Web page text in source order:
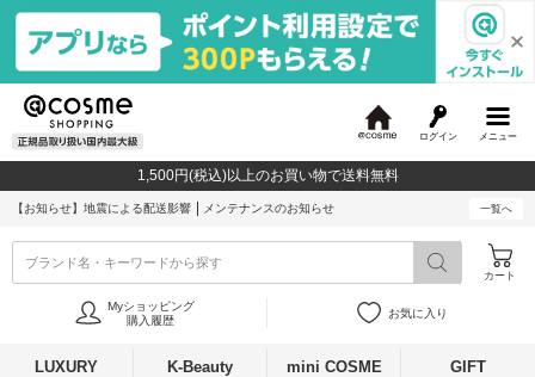
メニュー
ログイン
c
o
1,500円(税込)以上のお買い物で送料無料
【お知らせ】 地震による配送影響 メンテナンスのお知らせ 一覧へ
ブランド名・キーワードから探す
カート
Myショッピング
購入履歴
お気に入り
LUXURY K-Beauty mini COSME GIFT